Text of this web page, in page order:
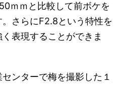
ｍｍと比較して前ボケを
さらにF2.8という特性を
表現することができま
ンターで梅を撮影した１